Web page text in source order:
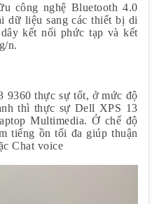
công nghệ Bluetooth 4.0
dữ liệu sang các thiết bị di
kết nối phức tạp và kết
n.
9360 thực sự tốt, ở mức độ
thì thực sự Dell XPS 13
Multimedia. Ở chế độ
tiếng ồn tối đa giúp thuận
Chat voice